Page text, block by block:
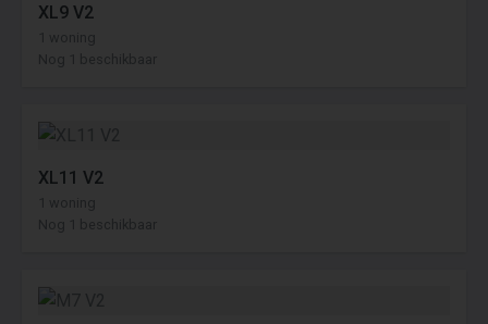
XL9 V2
1 woning
Nog 1 beschikbaar
XL11 V2
1 woning
Nog 1 beschikbaar